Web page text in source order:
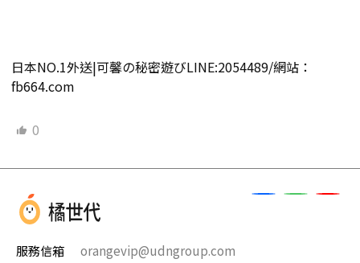
日本NO.1外送|可馨の秘密遊びLINE:2054489/網站：
fb664.com
0
服務信箱 orangevip@udngroup.com